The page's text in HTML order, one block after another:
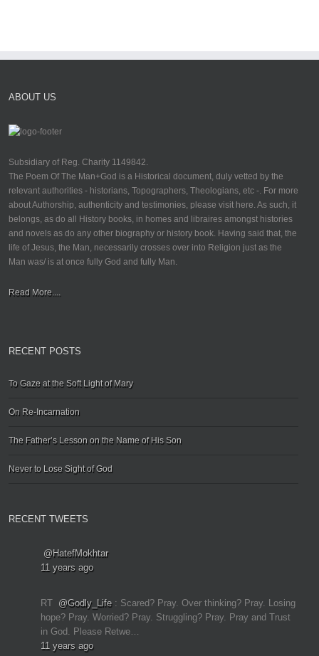
ABOUT US
Subsidiary of Reg. Charity 1149842.
The Poem Of The Man+God is a Historical document, duly vetted by the
relevant authorities - historians, Topographers, Theologians, etc -. For more
about Authorship, authenticity and testimonies, please visit here. As such, it
belongs, as do all History books, in homes and libraires amongst histories
and novels as do any other biography or history book. Having said that, the
life of Jesus, the Man, necessarily crosses over into Religion just as the
Man was/ is at once fully God and fully Man.
Read More....
RECENT POSTS
To Gaze at the Soft Light of Mary
On Re-Incarnation
The Father’s Lesson on the Name of His Son
Never to Lose Sight of God
RECENT TWEETS
@HatefMokhtar
11 years ago
RT @Godly_Life: Scared? Pray. Over thinking? Pray. Losing
hope? Pray. Worried? Pray. Struggling? Pray. Pray and Trust
in God. Please Retwe…
11 years ago